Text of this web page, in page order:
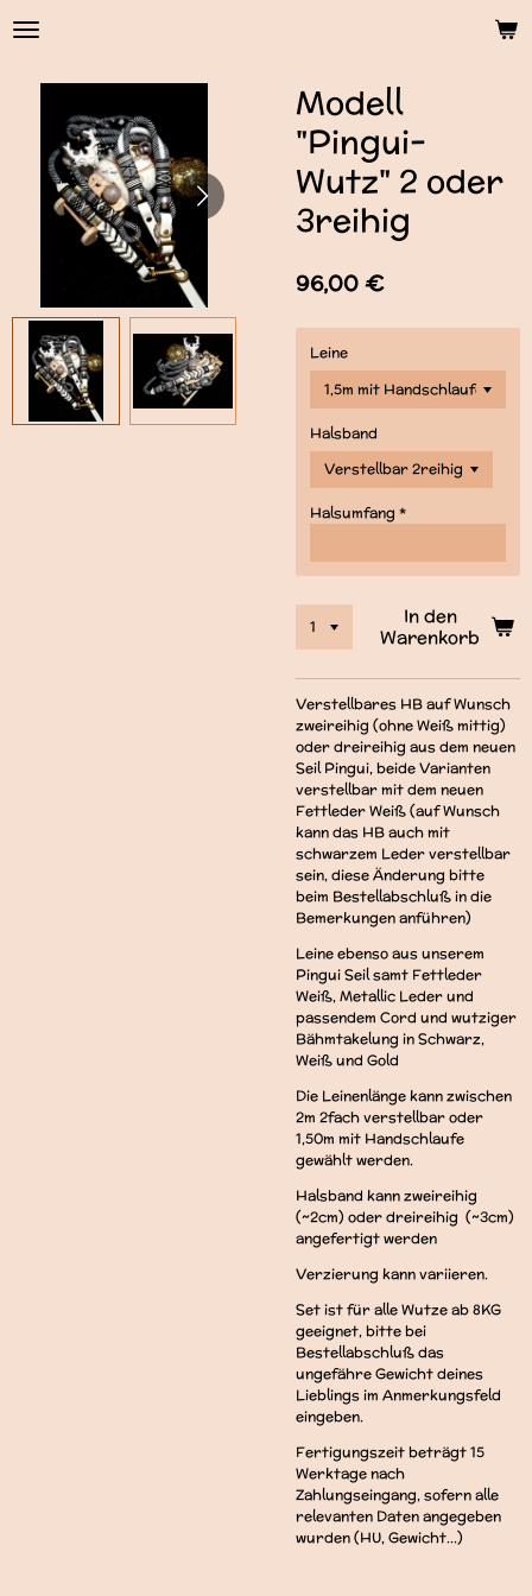
Zum
Hauptinhalt
Modell
"Pingui-
Wutz" 2 oder
3reihig
96,00 €
Leine
Halsband
Halsumfang *
In den
Warenkorb
Verstellbares HB auf Wunsch
zweireihig (ohne Weiß mittig)
oder dreireihig aus dem neuen
Seil Pingui, beide Varianten
verstellbar mit dem neuen
Fettleder Weiß (auf Wunsch
kann das HB auch mit
schwarzem Leder verstellbar
sein, diese Änderung bitte
beim Bestellabschluß in die
Bemerkungen anführen)
Leine ebenso aus unserem
Pingui Seil samt Fettleder
Weiß, Metallic Leder und
passendem Cord und wutziger
Bähmtakelung in Schwarz,
Weiß und Gold
Die Leinenlänge kann zwischen
2m 2fach verstellbar oder
1,50m mit Handschlaufe
gewählt werden.
Halsband kann zweireihig
(~2cm) oder dreireihig (~3cm)
angefertigt werden
Verzierung kann variieren.
Set ist für alle Wutze ab 8KG
geeignet, bitte bei
Bestellabschluß das
ungefähre Gewicht deines
Lieblings im Anmerkungsfeld
eingeben.
Fertigungszeit beträgt 15
Werktage nach
Zahlungseingang, sofern alle
relevanten Daten angegeben
wurden (HU, Gewicht...)